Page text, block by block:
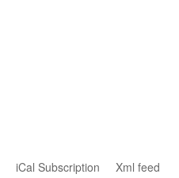
iCal Subscription Xml feed